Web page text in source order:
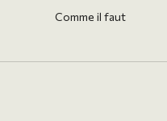
Comme il faut